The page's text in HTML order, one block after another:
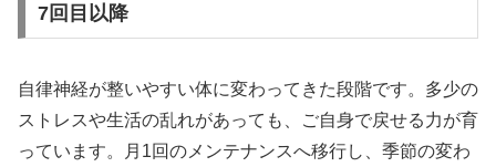
7回目以降
自律神経が整いやすい体に変わってきた段階です。多少の
ストレスや生活の乱れがあっても、ご自身で戻せる力が育
っています。月1回のメンテナンスへ移行し、季節の変わ